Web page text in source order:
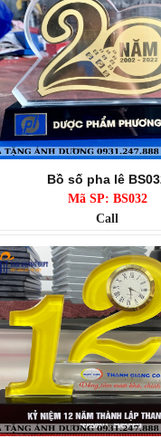
Bồ số pha lê
Mã SP: BS032
Call